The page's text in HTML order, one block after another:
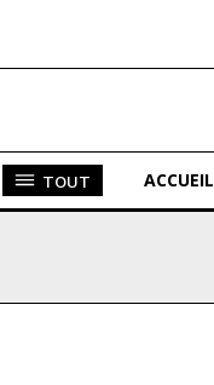
TOUT ACCUEIL